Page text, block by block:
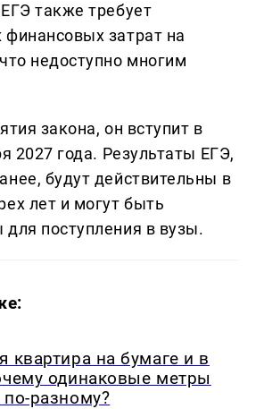
также требует
финансовых затрат на
недоступно многим
закона, он вступит в
2027 года. Результаты ЕГЭ,
будут действительны в
лет и могут быть
для поступления в вузы.
квартира на бумаге и в
одинаковые метры
разному?